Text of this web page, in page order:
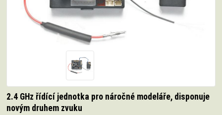
2.4 GHz řídící jednotka pro náročné modeláře, disponuje
novým druhem zvuku